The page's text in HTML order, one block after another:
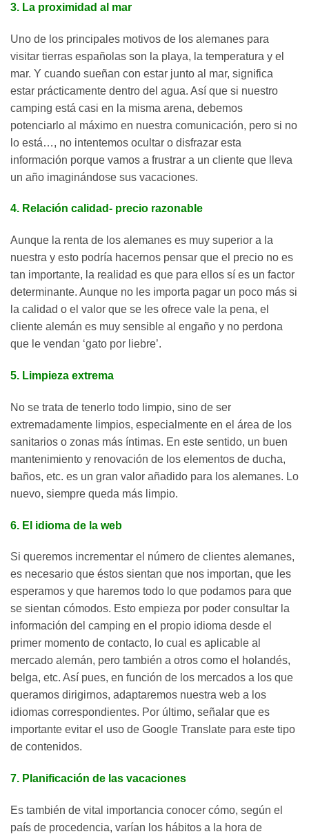
3. La proximidad al mar
Uno de los principales motivos de los alemanes para
visitar tierras españolas son la playa, la temperatura y el
mar. Y cuando sueñan con estar junto al mar, significa
estar prácticamente dentro del agua. Así que si nuestro
camping está casi en la misma arena, debemos
potenciarlo al máximo en nuestra comunicación, pero si no
lo está…, no intentemos ocultar o disfrazar esta
información porque vamos a frustrar a un cliente que lleva
un año imaginándose sus vacaciones.
4. Relación calidad- precio razonable
Aunque la renta de los alemanes es muy superior a la
nuestra y esto podría hacernos pensar que el precio no es
tan importante, la realidad es que para ellos sí es un factor
determinante. Aunque no les importa pagar un poco más si
la calidad o el valor que se les ofrece vale la pena, el
cliente alemán es muy sensible al engaño y no perdona
que le vendan ‘gato por liebre’.
5. Limpieza extrema
No se trata de tenerlo todo limpio, sino de ser
extremadamente limpios, especialmente en el área de los
sanitarios o zonas más íntimas. En este sentido, un buen
mantenimiento y renovación de los elementos de ducha,
baños, etc. es un gran valor añadido para los alemanes. Lo
nuevo, siempre queda más limpio.
6. El idioma de la web
Si queremos incrementar el número de clientes alemanes,
es necesario que éstos sientan que nos importan, que les
esperamos y que haremos todo lo que podamos para que
se sientan cómodos. Esto empieza por poder consultar la
información del camping en el propio idioma desde el
primer momento de contacto, lo cual es aplicable al
mercado alemán, pero también a otros como el holandés,
belga, etc. Así pues, en función de los mercados a los que
queramos dirigirnos, adaptaremos nuestra web a los
idiomas correspondientes. Por último, señalar que es
importante evitar el uso de Google Translate para este tipo
de contenidos.
7. Planificación de las vacaciones
Es también de vital importancia conocer cómo, según el
país de procedencia, varían los hábitos a la hora de